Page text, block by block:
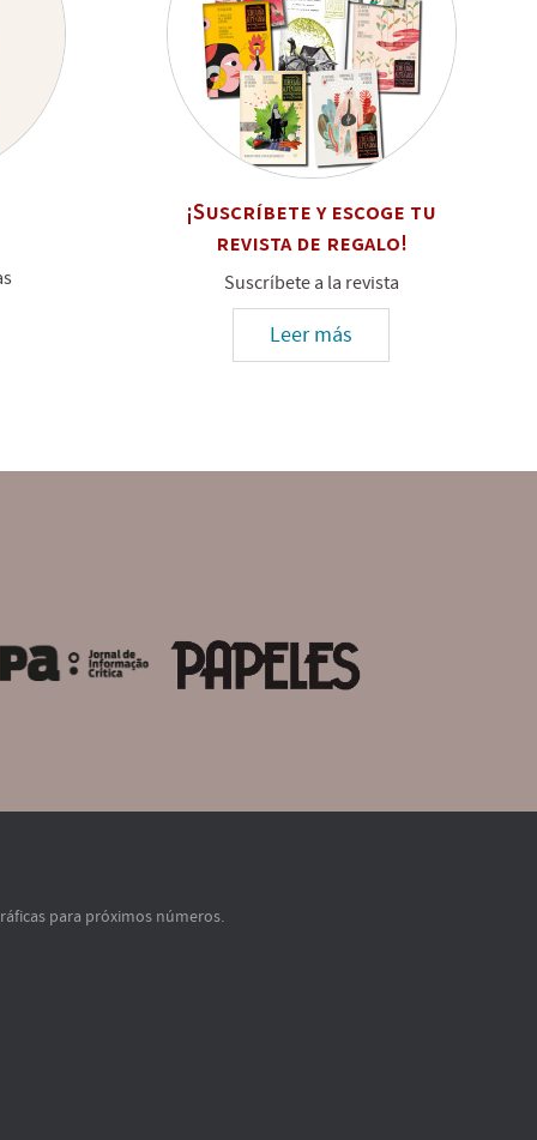
¡Suscríbete y escoge tu
revista de regalo!
Suscríbete a la revista
Leer más
para próximos números.